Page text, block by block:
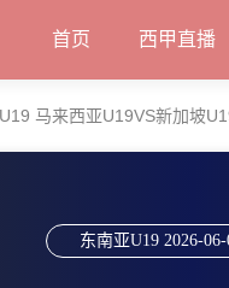
首页 西甲直播
马来西亚U19VS新加坡
东南亚U19 2026-